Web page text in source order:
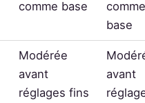
comme base
base
Modérée
avant
réglages fins
avant